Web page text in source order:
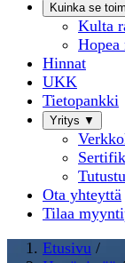
Kuinka se
Kulta
Hopea
Hinnat
UKK
Tietopankki
Yritys ▼
Ota yhteyttä
Tilaa
Etusivu /